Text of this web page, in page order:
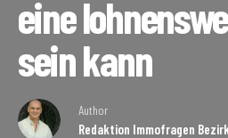
eine
sein kann
Author
Redaktion Immofragen